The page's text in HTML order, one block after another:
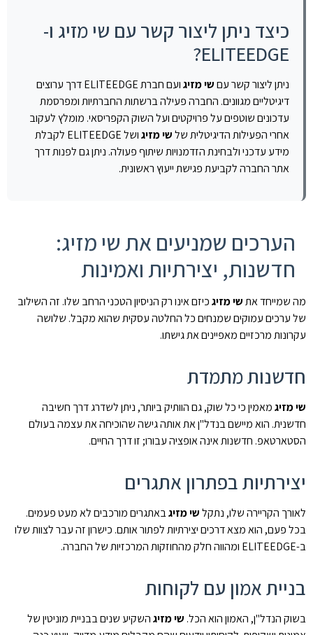
כיצד ניתן ליצור קשר עם שי מזיג ו-
ELITEEDGE?
ניתן ליצור קשר עםשי מזיג
ועם חברת ELITEEDGE דרך ערוצים
דיגיטליים מגוונים. החברה פעילה ברשתות החברתיות ומפרסמת
עדכונים שוטפים על פרויקטים ועל השוק הקפריסאי. מומלץ לעקוב
אחרי הפעילות הדיגיטלית שלשי מזיג
ושל ELITEEDGE לקבלת
מידע עדכני ולבחינת הזדמנויות שיתוף פעולה. ניתן גם לפנות דרך
אתר החברה לקביעת פגישת ייעוץ ראשונית.
הערכים שמניעים את שי מזיג:
חדשנות, יצירתיות ואמינות
מה שמייחד אתשי מזיגכיזם אינו רק הניסיון הטכני הרחב שלו. זה השילוב
של ערכים עמוקים שמנחים כל החלטה עסקית שהוא מקבל. שלושה
עקרונות מרכזיים מאפיינים את גישתו.
חדשנות מתמדת
שי מזיגמאמין כי כל שוק, גם הוותיק ביותר, ניתן לשדרג דרך חשיבה
חדשנית. הוא מיישם בנדל"ן את אותה גישה שהוכיחה את עצמה בעולם
הסטארטאפ. חדשנות אינה אופציה עבורו; זו דרך החיים.
יצירתיות בפתרון אתגרים
לאורך הקריירה שלו, נתקלשי מזיגבאתגרים מורכבים לא מעט פעמים.
בכל פעם, הוא מצא דרכים יצירתיות לפתור אותם. כישרון זה עבר לצוות שלו
ב-ELITEEDGE ומהווה חלק מהחוזקות המרכזיות של החברה.
בניית אמון עם לקוחות
בשוק הנדל"ן, האמון הוא הכל. שי מזיגהשקיע שנים בבניית מוניטין של